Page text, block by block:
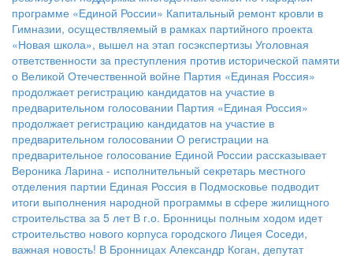
программе «Единой России» Капитальный ремонт кровли в
Гимназии, осуществляемый в рамках партийного проекта
«Новая школа», вышел на этап госэкспертизы Уголовная
ответственности за преступления против исторической памяти
о Великой Отечественной войне Партия «Единая Россия»
продолжает регистрацию кандидатов на участие в
предварительном голосовании Партия «Единая Россия»
продолжает регистрацию кандидатов на участие в
предварительном голосовании О регистрации на
предварительное голосование Единой России рассказывает
Вероника Ларина - исполнительный секретарь местного
отделения партии Единая Россия в Подмосковье подводит
итоги выполнения народной программы в сфере жилищного
строительства за 5 лет В г.о. Бронницы полным ходом идет
строительство нового корпуса городского Лицея Соседи,
важная новость! В Бронницах Александр Коган, депутат